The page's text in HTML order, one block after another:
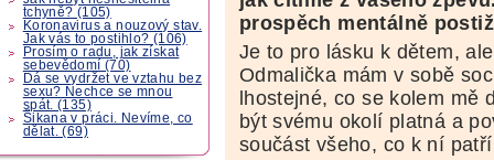
tchyně? (105)
Koronavirus a nouzový stav.
Jak vás to postihlo? (106)
Prosím o radu, jak získat
sebevědomí (70)
Dá se vydržet ve vztahu bez
sexu? Nechce se mnou
spát. (135)
Šikana v práci. Nevíme, co
dělat. (69)
prospěch mentálně
Je to pro lásku k dětem,
Odmalička mám v sobě
lhostejné, co se kolem mě
být svému okolí platná a
součást všeho, co k ní